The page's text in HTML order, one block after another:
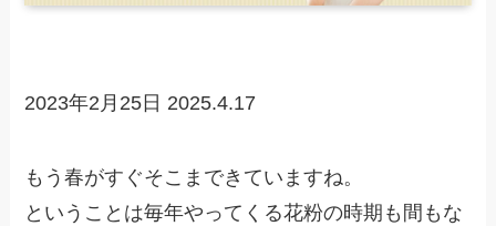
2023年2月25日 2025.4.17
もう春がすぐそこまできていますね。
ということは毎年やってくる花粉の時期も間もな